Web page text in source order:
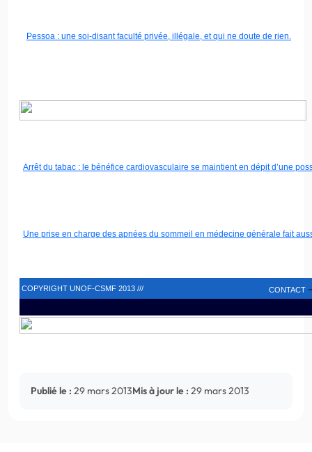
Pessoa : une soi-disant faculté privée, illégale, et qui ne doute de rien.
Arrêt du tabac : le bénéfice cardiovasculaire se maintient en dépit d’une
Une prise en charge des apnées du sommeil en médecine générale fait
COPYRIGHT UNOF-CSMF 2013 /// CONTACT
Publié le : 29 mars 2013Mis à jour le : 29 mars 2013